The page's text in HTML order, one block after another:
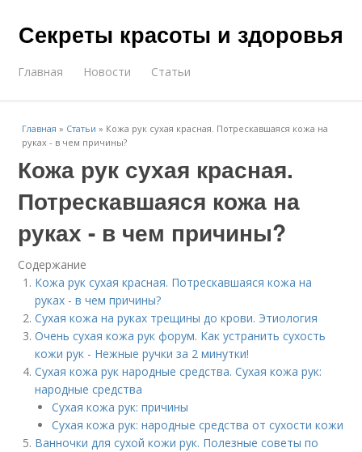
Секреты красоты и здоровья
Главная Новости Статьи
Главная » Статьи » Кожа рук сухая красная. Потрескавшаяся кожа на
руках - в чем причины?
Кожа рук сухая красная.
Потрескавшаяся кожа на
руках - в чем причины?
Содержание
Кожа рук сухая красная. Потрескавшаяся кожа на
руках - в чем причины?
Сухая кожа на руках трещины до крови. Этиология
Очень сухая кожа рук форум. Как устранить сухость
кожи рук - Нежные ручки за 2 минутки!
Сухая кожа рук народные средства. Сухая кожа рук:
народные средства
Сухая кожа рук: причины
Сухая кожа рук: народные средства от сухости кожи
Ванночки для сухой кожи рук. Полезные советы по